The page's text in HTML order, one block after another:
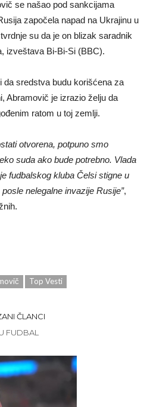
se našao pod sankcijama
započela napad na Ukrajinu u
su da je on blizak saradnik
izveštava Bi-Bi-Si (BBC).
da sredstva budu korišćena za
Abramovič je izrazio želju da
ratom u toj zemlji.
otvorena, potpuno smo
suda ako bude potrebno. Vlada
fudbalskog kluba Čelsi stigne u
nelegalne invazije Rusije”,
Top Vesti
ČLANCI
FUDBAL